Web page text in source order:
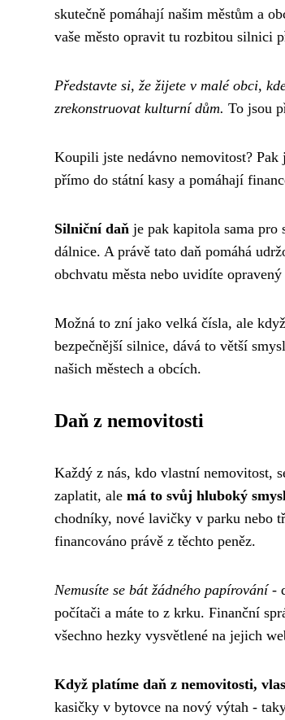
skutečně pomáhají našim městům a
vaše město opravit tu rozbitou silnici
Představte si, že žijete v malé obci,
zrekonstruovat kulturní dům. To jsou
Koupili jste nedávno nemovitost?
přímo do státní kasy a pomáhají
Silniční daň je pak kapitola sama pro
dálnice. A právě tato daň pomáhá
obchvatu města nebo uvidíte
Možná to zní jako velká čísla, ale
bezpečnější silnice, dává to větší
našich městech a obcích.
Daň z nemovitosti
Každý z nás, kdo vlastní nemovitost,
zaplatit, ale má to svůj hluboký
chodníky, nové lavičky v parku nebo
financováno právě z těchto peněz.
Nemusíte se bát žádného papírování-
počítači a máte to z krku. Finanční
všechno hezky vysvětlené na jejich
Když platíme daň z nemovitosti,
kasičky v bytovce na nový výtah -